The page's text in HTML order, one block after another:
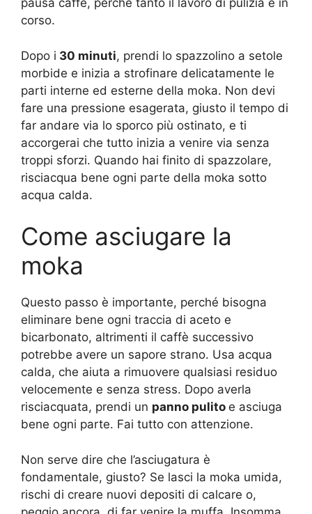
pausa caffè, perché tanto il lavoro di pulizia è in
corso.
Dopo i 30 minuti, prendi lo spazzolino a setole
morbide e inizia a strofinare delicatamente le
parti interne ed esterne della moka. Non devi
fare una pressione esagerata, giusto il tempo di
far andare via lo sporco più ostinato, e ti
accorgerai che tutto inizia a venire via senza
troppi sforzi. Quando hai finito di spazzolare,
risciacqua bene ogni parte della moka sotto
acqua calda.
Come asciugare la
moka
Questo passo è importante, perché bisogna
eliminare bene ogni traccia di aceto e
bicarbonato, altrimenti il caffè successivo
potrebbe avere un sapore strano. Usa acqua
calda, che aiuta a rimuovere qualsiasi residuo
velocemente e senza stress. Dopo averla
risciacquata, prendi un panno pulito e asciuga
bene ogni parte. Fai tutto con attenzione.
Non serve dire che l’asciugatura è
fondamentale, giusto? Se lasci la moka umida,
rischi di creare nuovi depositi di calcare o,